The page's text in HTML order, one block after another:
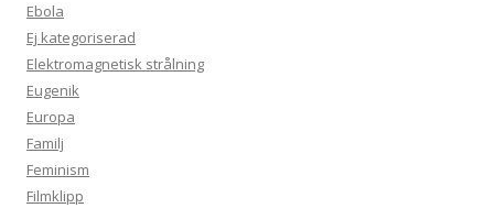
Ebola
Ej kategoriserad
Elektromagnetisk strålning
Eugenik
Europa
Familj
Feminism
Filmklipp